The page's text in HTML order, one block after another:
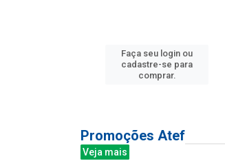
Faça seu login ou
cadastre-se para
comprar.
Promoções Atef
Veja mais